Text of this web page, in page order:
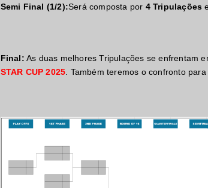
Semi Final (1/2):Será composta por 4 Tripulações
Final: As duas melhores Tripulações se enfrentam
STAR CUP 2025 . Também teremos o confronto